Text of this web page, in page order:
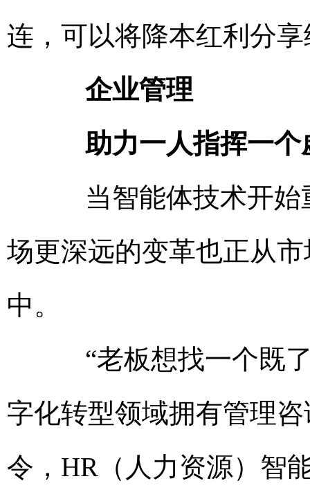
连，可以将降本红利分
企业管理
助力一人指挥一个
当智能体技术开始
场更深远的变革也正从
中。
“老板想找一个既了
字化转型领域拥有管理
令，HR（人力资源）智